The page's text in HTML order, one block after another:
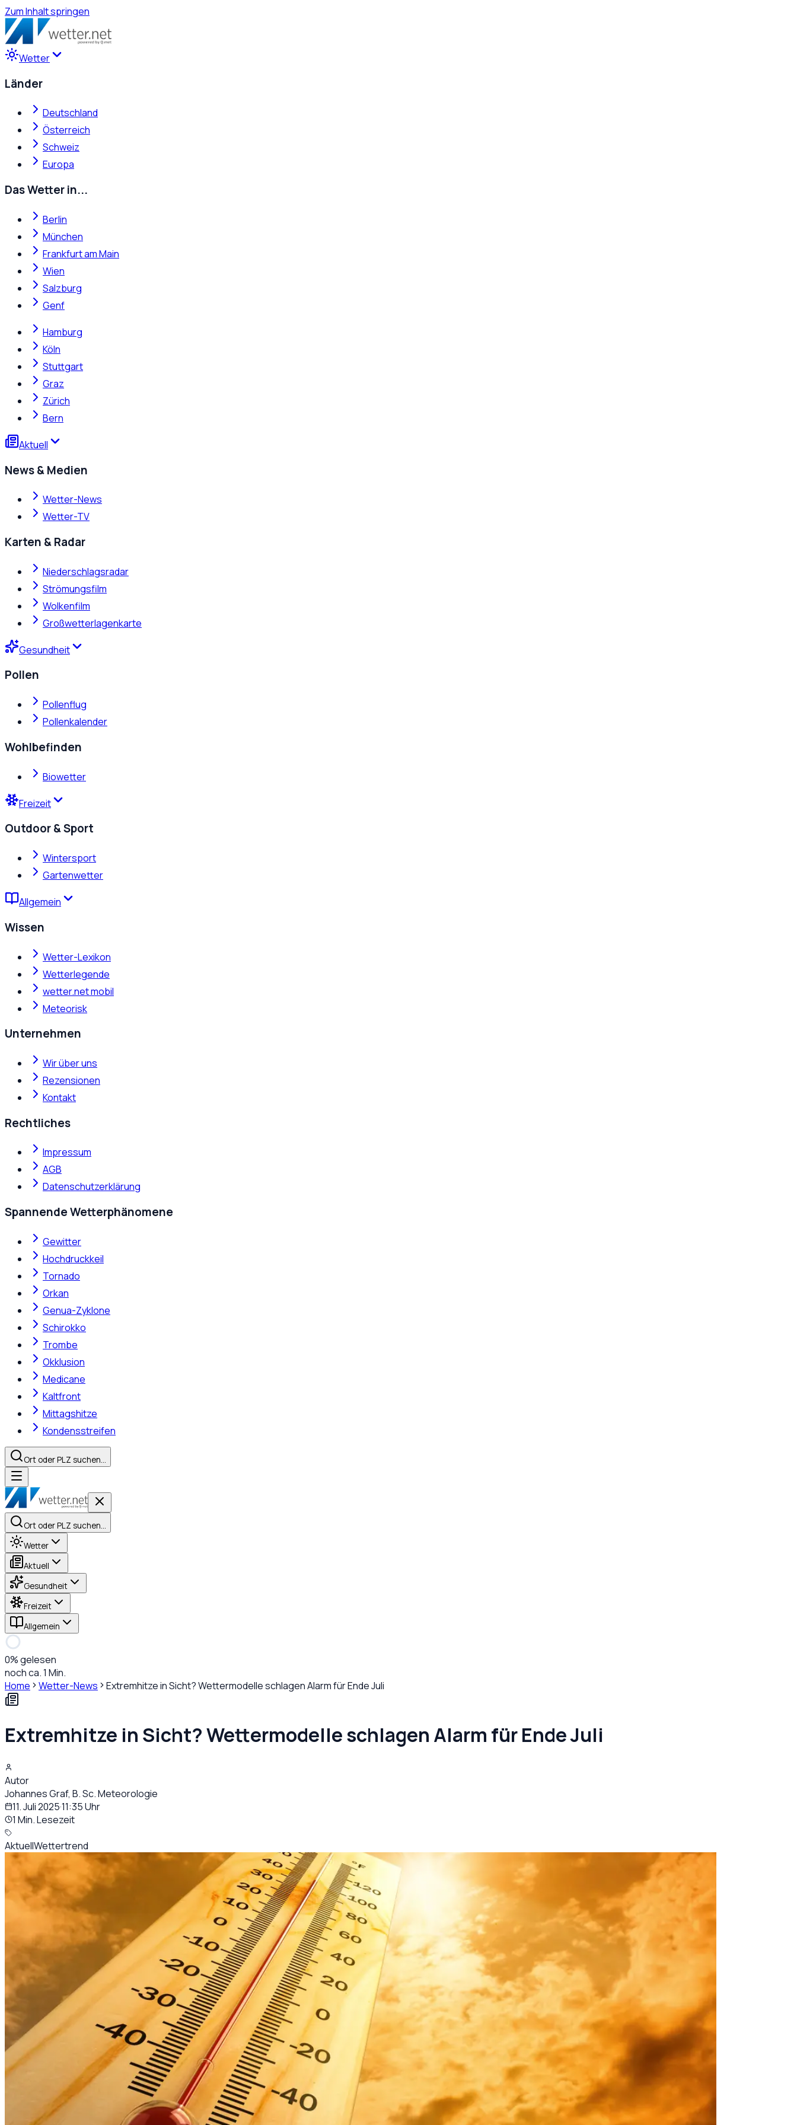
Zum Inhalt springen
Wetter
Länder
Deutschland
Österreich
Schweiz
Europa
Das Wetter in...
Berlin
München
Frankfurt am Main
Wien
Salzburg
Genf
Hamburg
Köln
Stuttgart
Graz
Zürich
Bern
Aktuell
News & Medien
Wetter-News
Wetter-TV
Karten & Radar
Niederschlagsradar
Strömungsfilm
Wolkenfilm
Großwetterlagenkarte
Gesundheit
Pollen
Pollenflug
Pollenkalender
Wohlbefinden
Biowetter
Freizeit
Outdoor & Sport
Wintersport
Gartenwetter
Allgemein
Wissen
Wetter-Lexikon
Wetterlegende
wetter.net mobil
Meteorisk
Unternehmen
Wir über uns
Rezensionen
Kontakt
Rechtliches
Impressum
AGB
Datenschutzerklärung
Spannende Wetterphänomene
Gewitter
Hochdruckkeil
Tornado
Orkan
Genua-Zyklone
Schirokko
Trombe
Okklusion
Medicane
Kaltfront
Mittagshitze
Kondensstreifen
Ort oder PLZ suchen…
Ort oder PLZ suchen…
Wetter
Aktuell
Gesundheit
Freizeit
Allgemein
0% gelesen
noch ca. 1 Min.
Home
Wetter-News Extremhitze in Sicht? Wettermodelle schlagen Alarm für Ende Juli
Extremhitze in Sicht? Wettermodelle schlagen Alarm für Ende Juli
Autor
Johannes Graf, B. Sc. Meteorologie
11. Juli 2025·11:35Uhr
1 Min. Lesezeit
AktuellWettertrend